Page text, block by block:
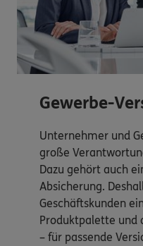
Gewerbe-
Unternehmer und
große
Dazu gehört auch
Absicherung.
Geschäftskunden
Produktpalette und
– für passende